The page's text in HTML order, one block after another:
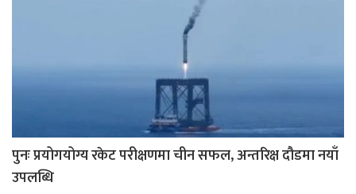
पुनः प्रयोगयोग्य रकेट परीक्षणमा चीन सफल, अन्तरिक्ष दौडमा नयाँ
उपलब्धि